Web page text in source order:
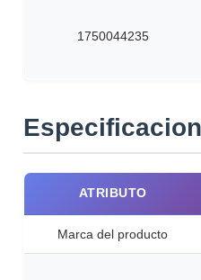
1750044235
ATRIBUTO
Marca del producto